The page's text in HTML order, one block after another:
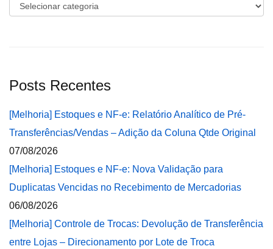
Categorias
Posts Recentes
[Melhoria] Estoques e NF-e: Relatório Analítico de Pré-
Transferências/Vendas – Adição da Coluna Qtde Original
07/08/2026
[Melhoria] Estoques e NF-e: Nova Validação para
Duplicatas Vencidas no Recebimento de Mercadorias
06/08/2026
[Melhoria] Controle de Trocas: Devolução de Transferência
entre Lojas – Direcionamento por Lote de Troca